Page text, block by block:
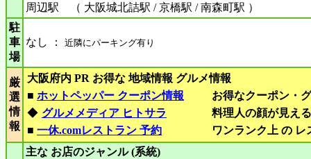
周辺駅 （ 大阪城北詰駅 / 京橋駅 / 南森町駅 ）
駐
車
場
なし ： 近隣にパーキング有り
厳
選
情
報
大阪府内 PR お得な 地域情報 グルメ情報
■ ホットペッパー クーポン情報
お得なクーポン・
◆ グルメメディア ヒトサラ
料理人の顔が見え
■ 一休.comレストラン 予約 ワンランク上 の レ
主な お店のジャンル (系統)